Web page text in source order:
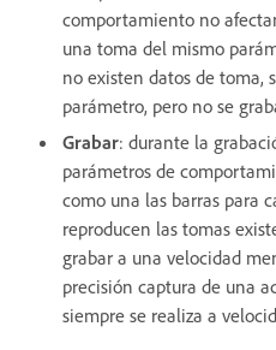
comportamiento no
una toma del mismo
no existen datos de toma,
parámetro, pero no se
Grabar: durante la
parámetros de
como una las barras para
reproducen las tomas
grabar a una velocidad
precisión captura de una
siempre se realiza a